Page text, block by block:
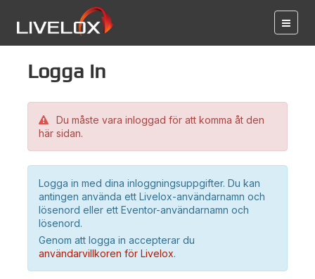
Logga in
Du måste vara inloggad för att komma åt den
här sidan.
Logga in med dina inloggningsuppgifter. Du kan
antingen använda ett Livelox-användarnamn och
lösenord eller ett Eventor-användarnamn och
lösenord.
Genom att logga in accepterar du
användarvillkoren för Livelox.